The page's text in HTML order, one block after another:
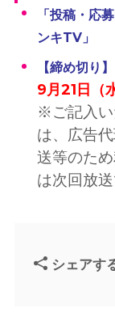
「投稿・応
ンキTV」
【締め切り】
9月21日（
※ご記入い
は、広告
送等のた
は次回放送
シェアす